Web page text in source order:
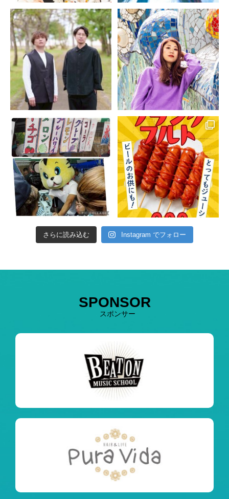
さらに読み込む Instagram でフォロー
SPONSOR
スポンサー